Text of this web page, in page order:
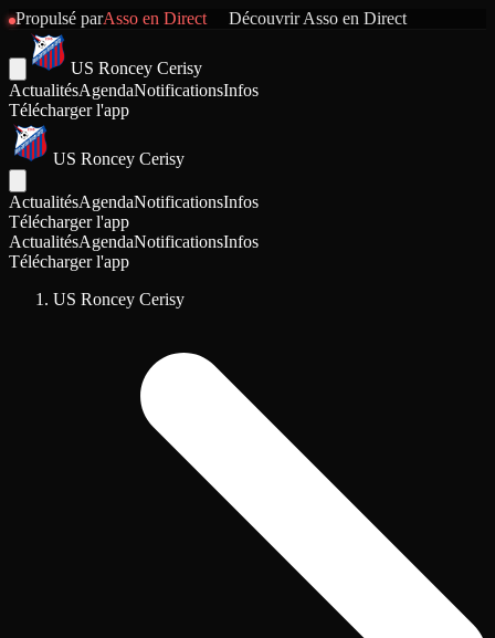
Propulsé parAsso en Direct DécouvrirAsso en Direct
US Roncey Cerisy
ActualitésAgendaNotificationsInfos
Télécharger l'app
US Roncey Cerisy
ActualitésAgendaNotificationsInfos
Télécharger l'app
ActualitésAgendaNotificationsInfos
Télécharger l'app
US Roncey Cerisy